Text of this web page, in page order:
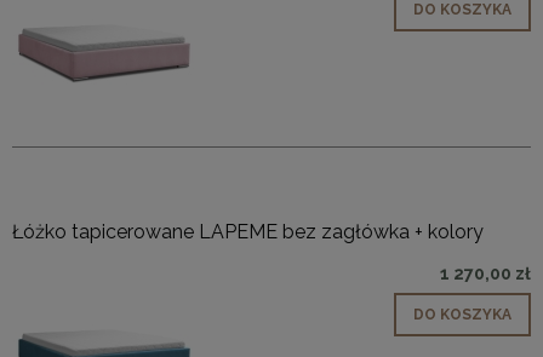
DO KOSZYKA
Łóżko tapicerowane LAPEME bez zagłówka + kolory
1 270,00 zł
DO KOSZYKA